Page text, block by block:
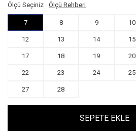
Ölçü Seçiniz Ölçü Rehberi
7 8 9 10
12 13 14 15
17 18 19 20
22 23 24 25
27 28
SEPETE EKLE